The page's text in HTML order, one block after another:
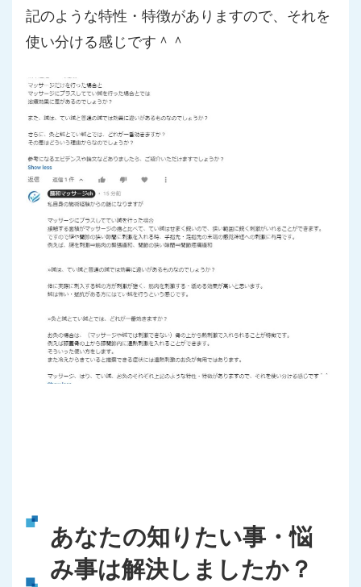
記のような特性・特徴がありますので、それを
使い分ける感じです＾＾
あなたの知りたい事・悩
み事は解決しましたか？